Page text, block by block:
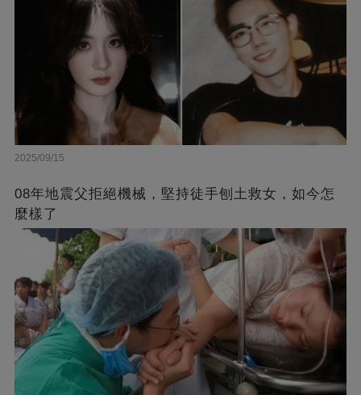
2025/09/15
08年地震父拒絕機械，堅持徒手刨土救女，如今怎
麼樣了